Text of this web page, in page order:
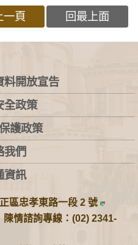
一頁 回最上面
料開放宣告
全政策
護政策
我們
資訊
區忠孝東路一段 2 號
情諮詢專線：(02) 2341-